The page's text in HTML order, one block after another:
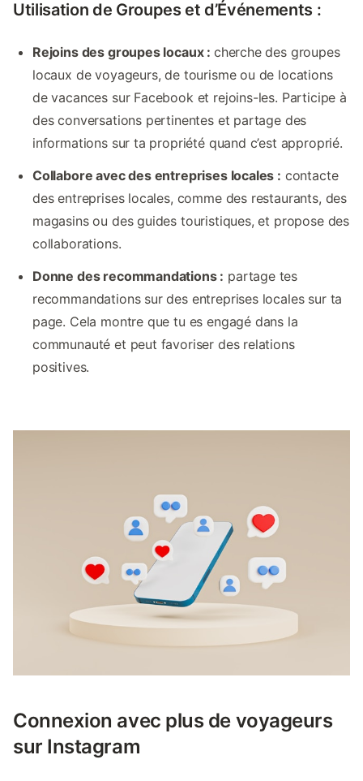
Utilisation de Groupes et d’Événements :
Rejoins des groupes locaux : cherche des groupes
locaux de voyageurs, de tourisme ou de locations
de vacances sur Facebook et rejoins-les. Participe à
des conversations pertinentes et partage des
informations sur ta propriété quand c’est approprié.
Collabore avec des entreprises locales : contacte
des entreprises locales, comme des restaurants, des
magasins ou des guides touristiques, et propose des
collaborations.
Donne des recommandations : partage tes
recommandations sur des entreprises locales sur ta
page. Cela montre que tu es engagé dans la
communauté et peut favoriser des relations
positives.
Connexion avec plus de voyageurs
sur Instagram